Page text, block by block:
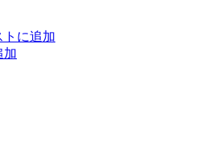
トに追加
加